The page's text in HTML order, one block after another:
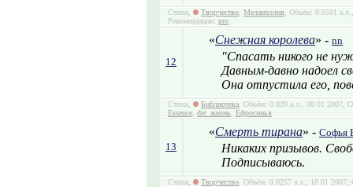
Стихи, Творчество Меланхолия , Объём: 0.0591
Рекомендации: pro
12
«Снежная королева» - nn
"Спасать никого не
Давным-давно надоел
Она отпустила его,
Стихи, Библиотека , Объём: 0.039 а.л., 08 01 2007,
Essence der_жизнь Ефросинья
13
«Смерть тирана» - Софья
Никаких призывов.
Подписываюсь.
Стихи, Творчество , Объём: 0.0257 а.л., 18 01